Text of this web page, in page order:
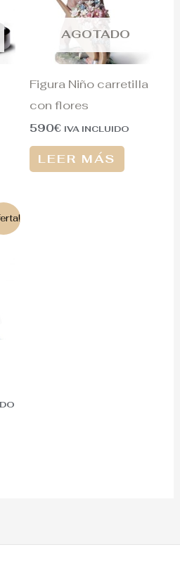
AGOTADO
Figura Niño carretilla
con flores
590€ IVA INCLUIDO
LEER MÁS